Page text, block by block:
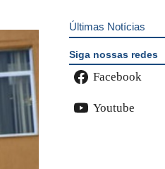
Últimas Notícias
Siga nossas redes
Facebook
Youtube